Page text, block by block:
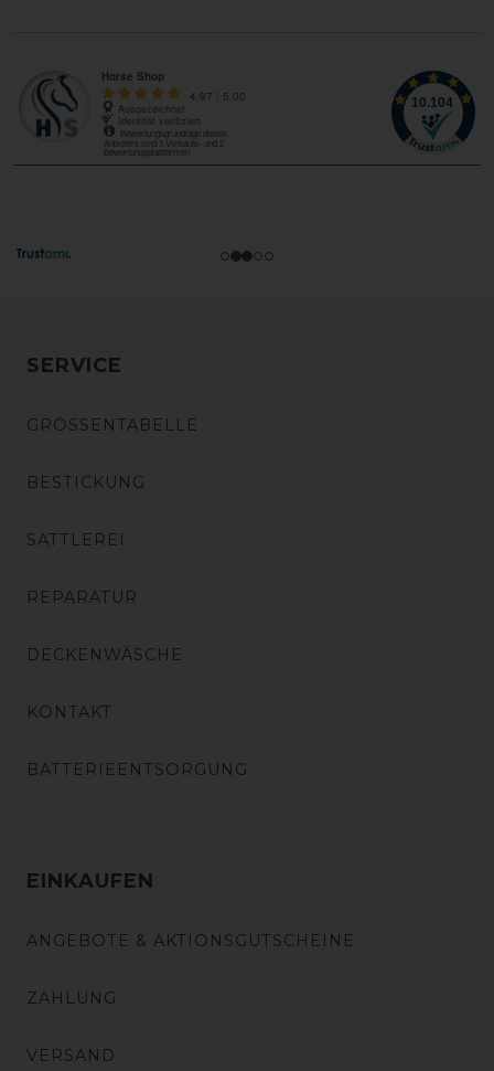
SERVICE
GRÖSSENTABELLE
BESTICKUNG
SATTLEREI
REPARATUR
DECKENWÄSCHE
KONTAKT
BATTERIEENTSORGUNG
EINKAUFEN
ANGEBOTE & AKTIONSGUTSCHEINE
ZAHLUNG
VERSAND